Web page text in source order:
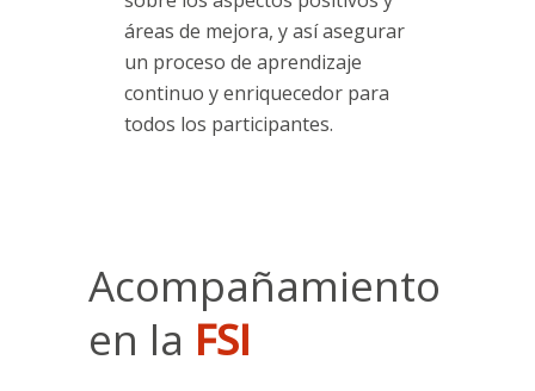
áreas de mejora, y así asegurar
un proceso de aprendizaje
continuo y enriquecedor para
todos los participantes.
Acompañamiento
en la FSI